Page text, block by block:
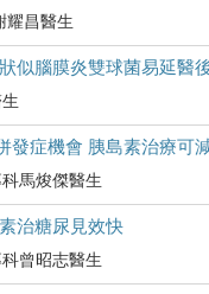
耀昌醫生
似腦膜炎雙球菌易延醫
發症機會 胰島素治療可
馬焌傑醫生
治糖尿見效快
曾昭志醫生